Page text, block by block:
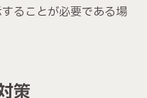
ることが必要である場
策